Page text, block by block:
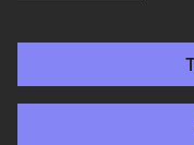
Accessibilité :
Gestion